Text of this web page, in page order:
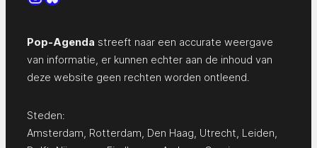
Pop-Agenda streeft naar een accurate weergave
van informatie, er kunnen echter aan de inhoud van
deze website geen rechten worden ontleend.
Steden:
Amsterdam Rotterdam Den Haag Utrecht Leiden